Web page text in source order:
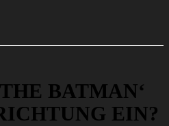
BATMAN‘
EIN?